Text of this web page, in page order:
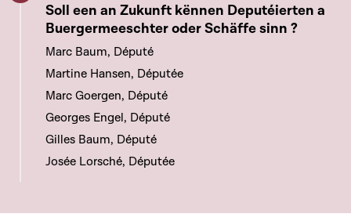
Aller à ce chapitre
Soll een an Zukunft kënnen Deputéierten a
Buergermeeschter oder Schäffe sinn ?
Marc Baum, Député
Martine Hansen, Députée
Marc Goergen, Député
Georges Engel, Député
Gilles Baum, Député
Josée Lorsché, Députée